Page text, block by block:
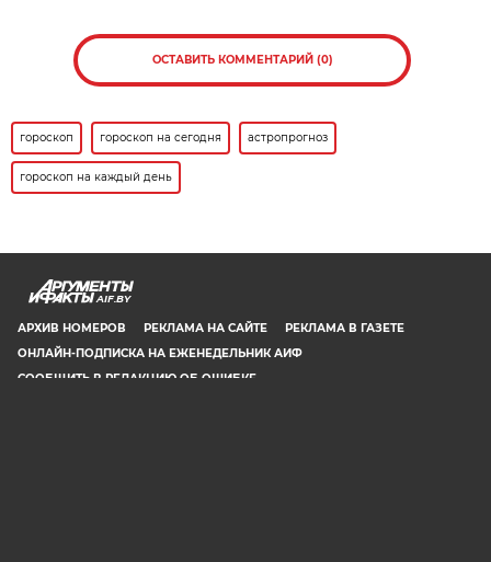
ОСТАВИТЬ КОММЕНТАРИЙ (0)
гороскоп гороскоп на сегодня астропрогноз
гороскоп на каждый день
AIF.BY
АРХИВ НОМЕРОВ РЕКЛАМА НА САЙТЕ
РЕКЛАМА В ГАЗЕТЕ
ОНЛАЙН-ПОДПИСКА НА ЕЖЕНЕДЕЛЬНИК АИФ
СООБЩИТЬ В РЕДАКЦИЮ ОБ ОШИБКЕ